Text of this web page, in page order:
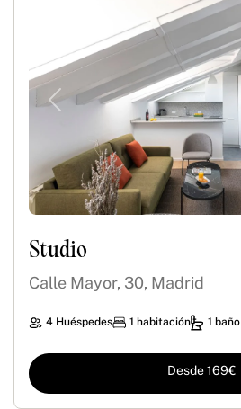
Previous
Studio
Calle Mayor, 30, Madrid
4 Huéspedes 1 habitación 1 baño
Desde 169€